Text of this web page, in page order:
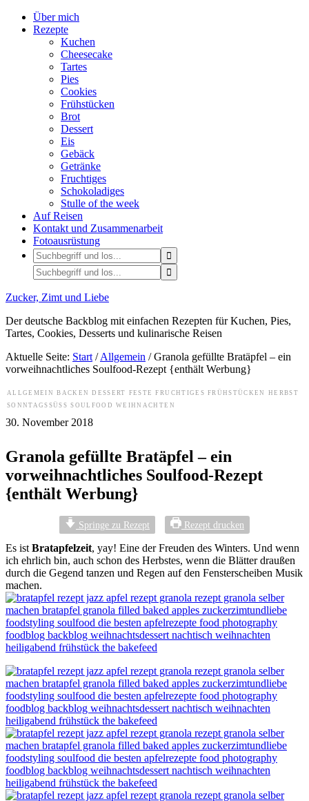
Über mich
Rezepte
Kuchen
Cheesecake
Tartes
Pies
Cookies
Frühstücken
Brot
Dessert
Eis
Gebäck
Getränke
Fruchtiges
Schokoladiges
Stulle of the week
Auf Reisen
Kontakt und Zusammenarbeit
Fotoausrüstung
Zucker, Zimt und Liebe
Der deutsche Backblog mit einfachen Rezepten für Kuchen, Pies,
Tartes, Cookies, Desserts und kulinarische Reisen
Aktuelle Seite: Start / Allgemein /Granola gefüllte Bratäpfel – ein
vorweihnachtliches Soulfood-Rezept {enthält Werbung}
ALLGEMEIN BACKEN DESSERT FESTE FRUCHTIGES FRÜHSTÜCKEN
HERBST
SONNTAGSSÜSS
SOULFOOD WEIHNACHTEN
30. November 2018
Granola gefüllte Bratäpfel – ein
vorweihnachtliches Soulfood-Rezept
{enthält Werbung}
Springe zu Rezept Rezept drucken
Es ist Bratapfelzeit, yay! Eine der Freuden des Winters. Und wenn
ich ehrlich bin, auch schon des Herbstes, wenn die Blätter draußen
durch die Gegend tanzen und Regen auf den Fensterscheiben Musik
machen.